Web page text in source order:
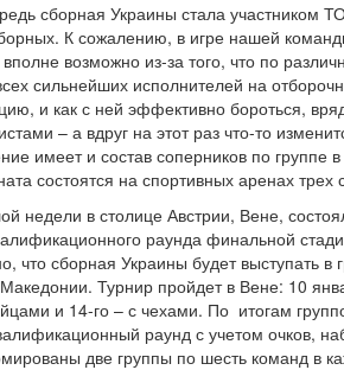
сборная Украины стала участником
К сожалению, в игре нашей
вполне возможно из-за того, что по
сильнейших исполнителей на
и как с ней эффективно бороться,
– а вдруг на этот раз что-то
имеет и состав соперников по группе
состоятся на спортивных аренах
недели в столице Австрии, Вене,
раунда финальной
что сборная Украины будет выступать
Турнир пройдет в Вене: 10
и 14-го – с чехами. По итогам
раунд с учетом очков,
две группы по шесть команд в